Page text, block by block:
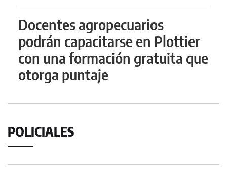
Docentes agropecuarios
podrán capacitarse en Plottier
con una formación gratuita que
otorga puntaje
POLICIALES